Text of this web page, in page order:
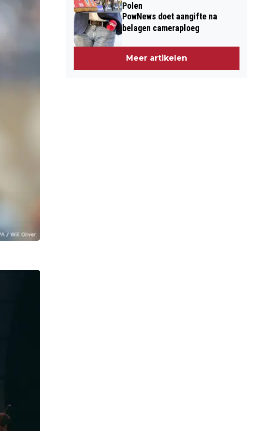
Polen
PowNews doet aangifte na
belagen cameraploeg
Meer artikelen